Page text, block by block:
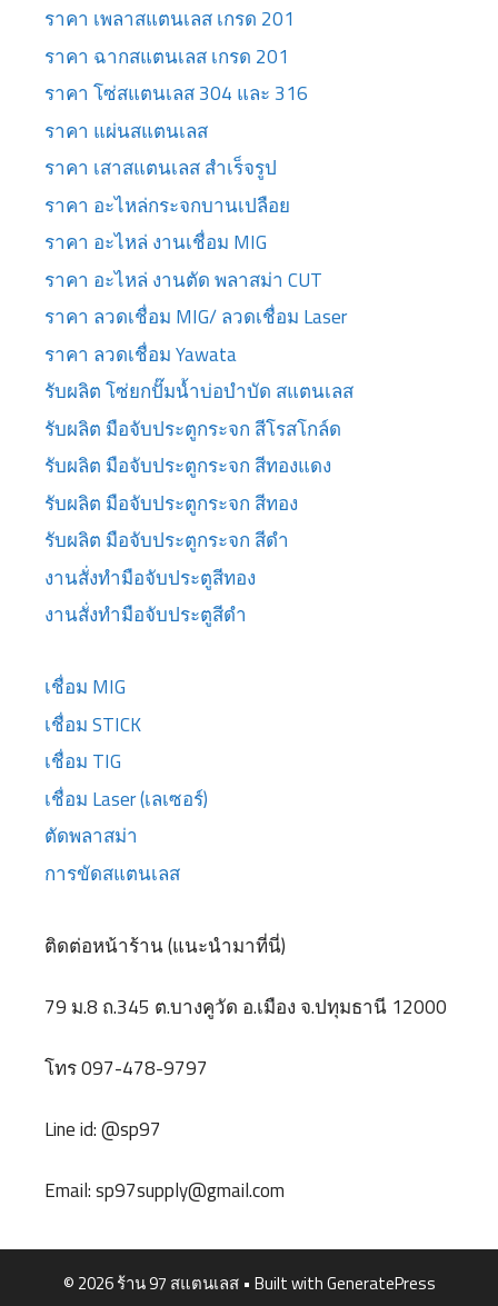
ราคา เพลาสแตนเลส เกรด 201
ราคา ฉากสแตนเลส เกรด 201
ราคา โซ่สแตนเลส 304 และ 316
ราคา แผ่นสแตนเลส
ราคา เสาสแตนเลส สำเร็จรูป
ราคา อะไหล่กระจกบานเปลือย
ราคา อะไหล่ งานเชื่อม MIG
ราคา อะไหล่ งานตัด พลาสม่า CUT
ราคา ลวดเชื่อม MIG/ ลวดเชื่อม Laser
ราคา ลวดเชื่อม Yawata
รับผลิต โซ่ยกปั๊มน้ำบ่อบำบัด สแตนเลส
รับผลิต มือจับประตูกระจก สีโรสโกล์ด
รับผลิต มือจับประตูกระจก สีทองแดง
รับผลิต มือจับประตูกระจก สีทอง
รับผลิต มือจับประตูกระจก สีดำ
งานสั่งทำมือจับประตูสีทอง
งานสั่งทำมือจับประตูสีดำ
เชื่อม MIG
เชื่อม STICK
เชื่อม TIG
เชื่อม Laser (เลเซอร์)
ตัดพลาสม่า
การขัดสแตนเลส
ติดต่อหน้าร้าน (แนะนำมาที่นี่)
79 ม.8 ถ.345 ต.บางคูวัด อ.เมือง จ.ปทุมธานี 12000
โทร 097-478-9797
Line id: @sp97
Email:sp97supply@gmail.com
© 2026 ร้าน 97 สแตนเลส• Built withGeneratePress